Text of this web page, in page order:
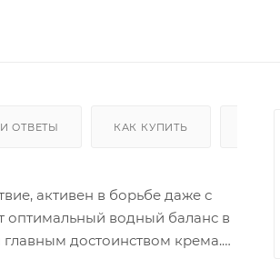
ОТВЕТЫ КАК КУПИТЬ
активен в борьбе даже с
оптимальный водный баланс в
главным достоинством крема.